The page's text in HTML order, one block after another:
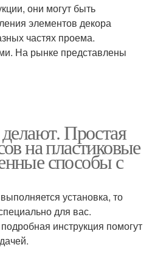
они могут быть
элементов декора
частях проема.
На рынке представлены
Простая
на пластиковые
способы с
установка, то
для вас.
инструкция помогут